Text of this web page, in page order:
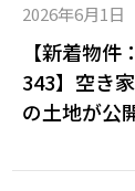
2026年6月1日
【新着物
343】空き
の土地が公